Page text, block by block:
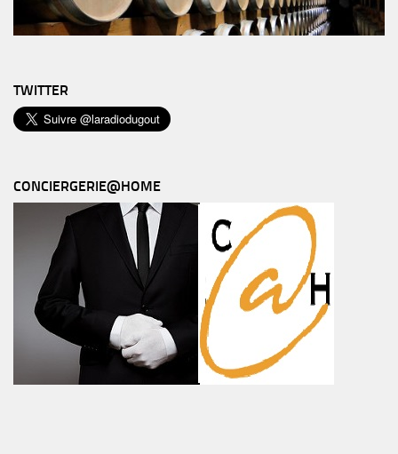
TWITTER
CONCIERGERIE@HOME